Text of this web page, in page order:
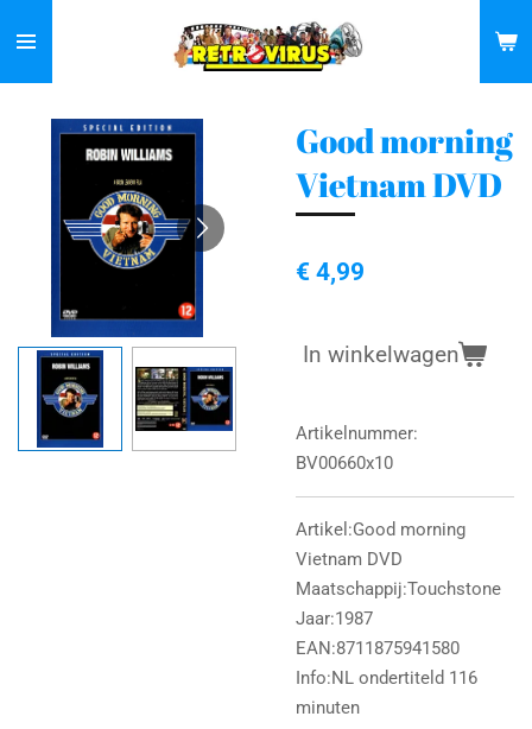
direct
naar
hoofdinhoud
Good morning
Vietnam DVD
€ 4,99
In winkelwagen
Artikelnummer:
BV00660x10
Artikel:Good morning
Vietnam DVD
Maatschappij:Touchstone
Jaar:1987
EAN:8711875941580
Info:NL ondertiteld 116
minuten